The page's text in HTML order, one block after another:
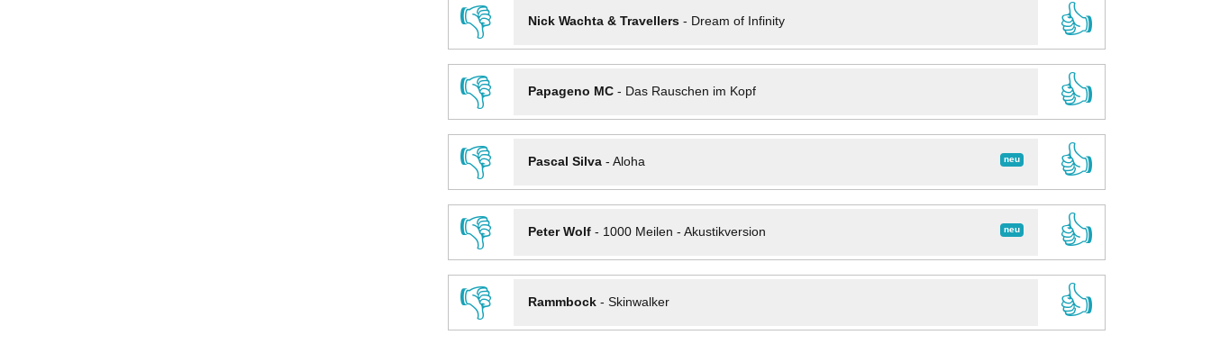
👎
Nick Wachta & Travellers- Dream of Infinity
👍
👎
Papageno MC- Das Rauschen im Kopf
👍
👎
neu
Pascal Silva- Aloha
👍
👎
neu
Peter Wolf- 1000 Meilen - Akustikversion
👍
👎
Rammbock- Skinwalker
👍